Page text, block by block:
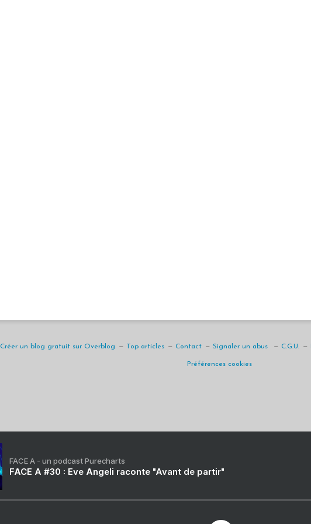
Créer un blog gratuit sur Overblog Top articles Contact Signaler un abus C.G.U.
Préférences cookies
FACE A - un podcast Purecharts
FACE A #30 : Eve Angeli raconte "Avant de partir"